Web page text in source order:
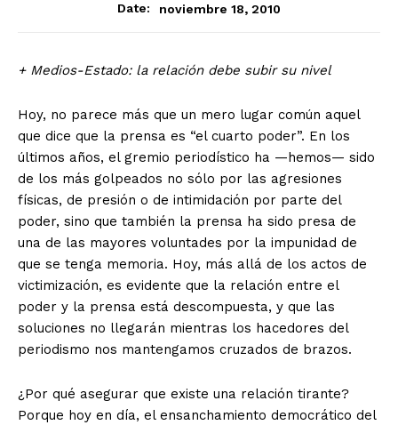
Date:
noviembre 18, 2010
+ Medios-Estado: la relación debe subir su nivel
Hoy, no parece más que un mero lugar común aquel
que dice que la prensa es “el cuarto poder”. En los
últimos años, el gremio periodístico ha —hemos— sido
de los más golpeados no sólo por las agresiones
físicas, de presión o de intimidación por parte del
poder, sino que también la prensa ha sido presa de
una de las mayores voluntades por la impunidad de
que se tenga memoria. Hoy, más allá de los actos de
victimización, es evidente que la relación entre el
poder y la prensa está descompuesta, y que las
soluciones no llegarán mientras los hacedores del
periodismo nos mantengamos cruzados de brazos.
¿Por qué asegurar que existe una relación tirante?
Porque hoy en día, el ensanchamiento democrático del